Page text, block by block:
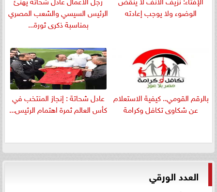
الوضوء ولا يوجب إعادته
الرئيس السيسي والشعب المصري
بمناسبة ذكرى ثورة...
بالرقم القومي.. كيفية الاستعلام
عن شكاوى تكافل وكرامة
عادل شحاتة : إنجاز المنتخب في
كأس العالم ثمرة اهتمام الرئيس...
العدد الورقي